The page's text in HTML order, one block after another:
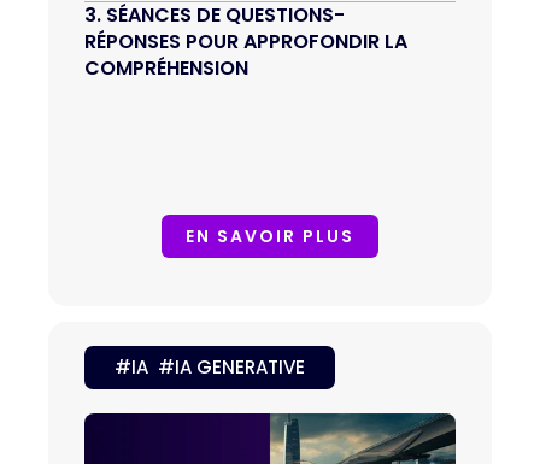
3. SÉANCES DE QUESTIONS-
RÉPONSES POUR APPROFONDIR LA
COMPRÉHENSION
EN SAVOIR PLUS
#IA #IA GENERATIVE